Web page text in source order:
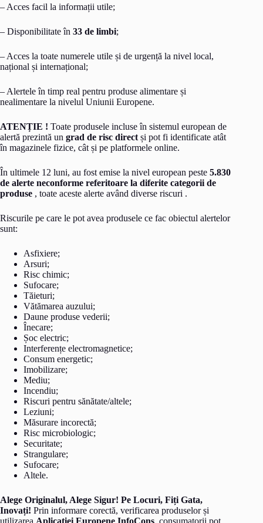
– Acces facil la informații utile;
– Disponibilitate în 33 de limbi;
– Acces la toate numerele utile și de urgență la nivel local,
național și internațional;
– Alertele în timp real pentru produse alimentare și
nealimentare la nivelul Uniunii Europene.
ATENȚIE ! Toate produsele incluse în sistemul european de
alertă prezintă un grad de risc direct și pot fi identificate atât
în magazinele fizice, cât și pe platformele online.
În ultimele 12 luni, au fost emise la nivel european peste 5.830
de alerte neconforme referitoare la diferite categorii de
produse , toate aceste alerte având diverse riscuri .
Riscurile pe care le pot avea produsele ce fac obiectul alertelor
sunt:
Asfixiere;
Arsuri;
Risc chimic;
Sufocare;
Tăieturi;
Vătămarea auzului;
Daune produse vederii;
Înecare;
Șoc electric;
Interferențe electromagnetice;
Consum energetic;
Imobilizare;
Mediu;
Incendiu;
Riscuri pentru sănătate/altele;
Leziuni;
Măsurare incorectă;
Risc microbiologic;
Securitate;
Strangulare;
Sufocare;
Altele.
Alege Originalul, Alege Sigur! Pe Locuri, Fiți Gata,
Inovați! Prin informare corectă, verificarea produselor și